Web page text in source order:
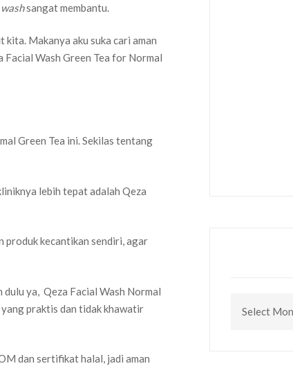
sangat membantu.
Makanya aku suka cari aman
Wash Green Tea for Normal
Green Tea ini. Sekilas tentang
lebih tepat adalah Qeza
produk kecantikan sendiri, agar
ya, Qeza Facial Wash Normal
praktis dan tidak khawatir
dan sertifikat halal, jadi aman